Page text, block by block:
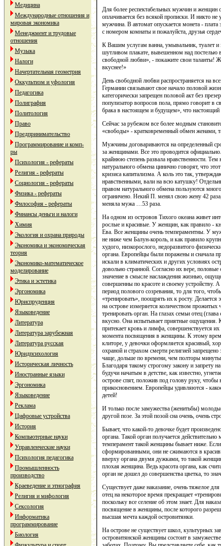
Медицина
Международные отношения и
мировая экономика
Менеджмент и трудовые
отношения
Музыка
Налоги
Начертательная геометрия
Оккультизм и уфология
Педагогика
Полиграфия
Политология
Право
Предпринимательство
Программирование и комп-
ры
Психология - рефераты
Религия - рефераты
Социология - рефераты
Физика - рефераты
Философия - рефераты
Финансы деньги и налоги
Химия
Экология и охрана природы
Экономика и экономическая
теория
Экономико-математическое
моделирование
Этика и эстетика
Эргономика
Юриспруденция
Языковедение
Литература
Литература зарубежная
Литература русская
Юридпсихология
Историческая личность
Иностранные языки
Эргономика
Языковедение
Реклама
Цифровые устройства
История
Компьютерные науки
Управленческие науки
Психология педагогика
Промышленность
производство
Краеведение и этнография
Религия и мифология
Сексология
Информатика
программирование
Биология
Для более респектабельных мужчин и женщин
оплачивается без всякой прописки. И никто
мужчина. В автомат опускается монета - плата
с номером комнаты и пожалуйста, друзья
К Вашим услугам ванна, умывальник, туалет
шутливом плакате, вывешенном над постелью
свободной любви», - покажите свои
вкуснее!»
День свободной любви распространяется на
Германии связывают свое начало половой
категорически запрещен половой акт без
популизатор вопросов пола, прямо говорит в
брака в настоящем и будущем», что настоящий
Сейчас за рубежом все более модным
«свободы» - кратковременный обмен женами,
Мужчины договариваются на определенный
за женщинами. Все это проводится
крайнюю степень развала нравственности.
натурального обмена цинично говорят, что
кризиса капитализма. А коль это так,
нравственными, вали на всю катушку!
правом натурального обмена пользуются
ограничено. Некий П. менял свою жену 42
меняла мужа …53 раза.
На одном из островов Тихого океана живет
рослые и красивые. У женщин, как правило -
Ева. Все женщины очень темпераментны. У
не ниже чем Балун-король, и как правило
худого, низкорослого, недоразвитого
органа. Европейцы были поражены и сначала
искали в климатических и других условиях
довольно странной. Согласно их вере,
значение в смысле наслаждения жизнью,
совершенны по красоте и своему устройству.
период полового созревания, то для того,
«тренировать», поощрять их к росту. Делается
на острове измеряется количеством
тренировать орган. На глазах семьи отец
вкусно. Она испытывает приятные ощущения.
притекает кровь и лимфа, совершенствуется
момента посвящения в женщины. К этому
клиторе, у девочки оформляется красивый,
охраной и страхом смерти религией запрещено
чаще, дольше по времени, чем полторы
Благодаря такому строгому закону и запрету
будучи начатым в детстве, как известно,
острове спят, положив под голову руку,
прикосновением. Европейцы удивляются -
детей!
И только после замужества (женитьбы)
другой позе. За этой позой сна очень, очень
Бывает, что какой-то девочке будет
органа. Такой орган получается
темперамент такой женщины бывает ниже.
сформированными, они не сжимаются в
вверху органа двумя дужками, то такой
плохая женщина. Ведь красота органа, как
орган не дошел до совершенства цветка, то
Существует даже наказание, очень тяжелое
отец на некоторое время прекращает
поскольку все селение об этом знает. Для
посвящение в женщины, после которого
высшая мечта каждой островитянки.
На острове не существует школ, культурных
островитянской женщины состоит в